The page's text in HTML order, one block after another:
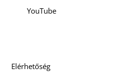
YouTube
Elérhetőség